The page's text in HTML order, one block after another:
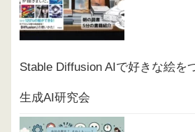
Stable Diffusion AIで好きな絵を
生成AI研究会